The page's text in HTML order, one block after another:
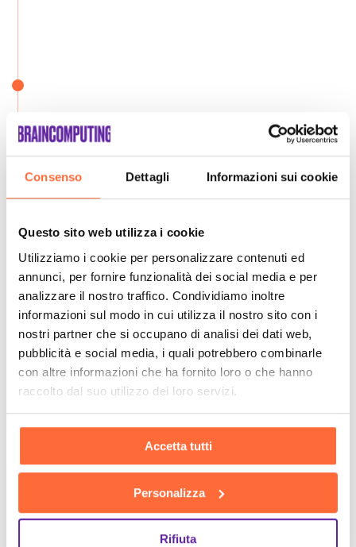
Consenso Dettagli Informazioni sui cookie
Questo sito web utilizza i cookie
Utilizziamo i cookie per personalizzare contenuti ed
annunci, per fornire funzionalità dei social media e per
analizzare il nostro traffico. Condividiamo inoltre
informazioni sul modo in cui utilizza il nostro sito con i
nostri partner che si occupano di analisi dei dati web,
pubblicità e social media, i quali potrebbero combinarle
con altre informazioni che ha fornito loro o che hanno
raccolto dal suo utilizzo dei loro servizi.
Accetta tutti
Personalizza
Rifiuta